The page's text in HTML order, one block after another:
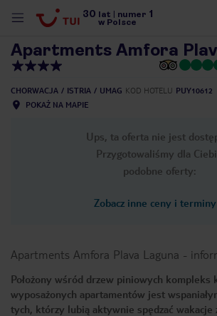
30 lat numer 1
w Polsce
Apartments Amfora
CHORWACJA ISTRIA UMAG KOD HOTELU PUY10612
POKAŻ NA MAPIE
Ups, ta oferta nie jest
Przygotowaliśmy dla
podobne oferty:
Zobacz inne ceny i terminy
Apartments Amfora Plava Laguna -
Położony wśród drzew piniowych kompleks
wyposażonych apartamentów jest
tych, którzy lubią aktywnie spędzać wakacje